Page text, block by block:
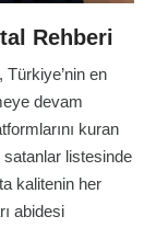
Rehberi
, Türkiye’nin en
devam
kuran
satanlar listesinde
kalitenin her
abidesi